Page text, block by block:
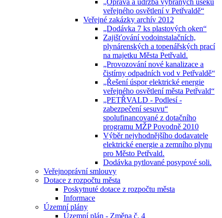
„Oprava a údržba vybraných úseků
veřejného osvětlení v Petřvaldě“
Veřejné zakázky archív 2012
„Dodávka 7 ks plastových oken“
Zajišťování vodoinstalačních,
plynárenských a topenářských prací
na majetku Města Petřvald.
„Provozování nové kanalizace a
čistírny odpadních vod v Petřvaldě“
„Řešení úspor elektrické energie
veřejného osvětlení města Petřvald“
„PETŘVALD - Podlesí -
zabezpečení sesuvu“
spolufinancované z dotačního
programu MŽP Povodně 2010
Výběr nejvhodnějšího dodavatele
elektrické energie a zemního plynu
pro Město Petřvald.
Dodávka pytlované posypové soli.
Veřejnoprávní smlouvy
Dotace z rozpočtu města
Poskytnuté dotace z rozpočtu města
Informace
Územní plány
Územní plán - Změna č. 4